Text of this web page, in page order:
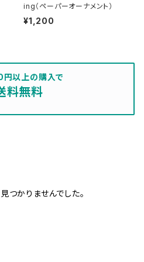
ing（ペーパーオーナメント）
¥1,200
以上の購入で
料無料
つかりませんでした。